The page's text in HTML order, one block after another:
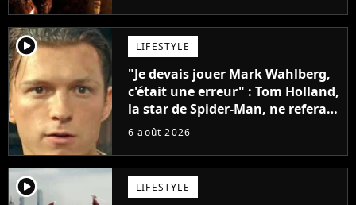
player2 LIFESTYLE
"Je devais jouer Mark Wahlberg,
c'était une erreur" : Tom Holland,
la star de Spider-Man, ne referait
pas ce blockbuster
6 août 2026
player2 LIFESTYLE